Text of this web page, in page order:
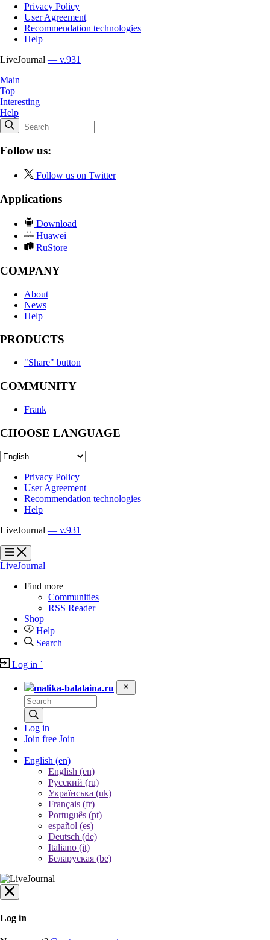
Privacy Policy
User Agreement
Recommendation technologies
Help
LiveJournal — v.931
Main
Top
Interesting
Help
Follow us:
Follow us on Twitter
Applications
Download
Huawei
RuStore
COMPANY
About
News
Help
PRODUCTS
"Share" button
COMMUNITY
Frank
CHOOSE LANGUAGE
Privacy Policy
User Agreement
Recommendation technologies
Help
LiveJournal — v.931
?
?
LiveJournal
Find more
Communities
RSS Reader
Shop
Help
Search
Log in `
malika-balalaina.ru
Log in
Join free Join
English (en)
English (en)
Русский (ru)
Українська (uk)
Français (fr)
Português (pt)
español (es)
Deutsch (de)
Italiano (it)
Беларуская (be)
Log in